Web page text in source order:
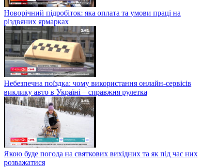
Новорічний підробіток: яка оплата та умови праці на
різдвяних ярмарках
Небезпечна поїздка: чому використання онлайн-сервісів
виклику авто в Україні – справжня рулетка
Якою буде погода на святкових вихідних та як під час них
розважатися